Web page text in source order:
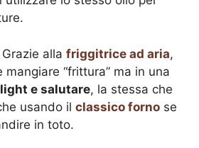
alla friggitrice ad aria,
“frittura” ma in una
light e salutare, la stessa che
usando il classico forno se
in toto.